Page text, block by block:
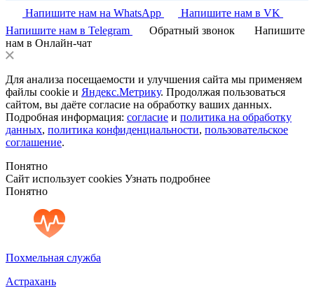
Напишите нам на WhatsApp
Напишите нам в VK
Напишите нам в Telegram
Обратный звонок
Напишите
нам в Онлайн-чат
Для анализа посещаемости и улучшения сайта мы применяем
файлы cookie и Яндекс.Метрику. Продолжая пользоваться
сайтом, вы даёте согласие на обработку ваших данных.
Подробная информация: согласие и политика на обработку
данных, политика конфиденциальности, пользовательское
соглашение.
Понятно
Сайт использует cookies Узнать подробнее
Понятно
Похмельная служба
Астрахань